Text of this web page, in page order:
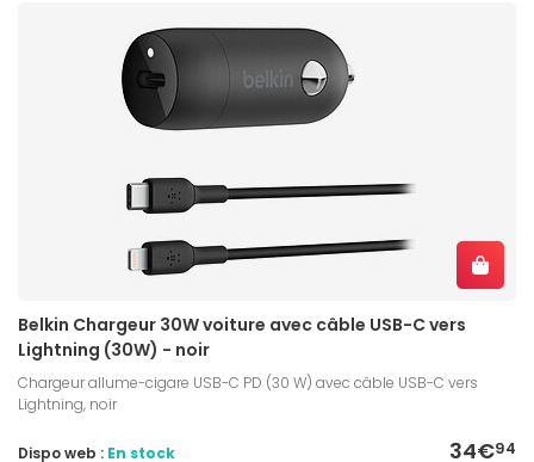
Belkin Chargeur 30W voiture avec câble USB-C vers
Lightning (30W) - noir
Chargeur allume-cigare USB-C PD (30 W) avec câble USB-C vers
Lightning, noir
34€94
Dispo web : En stock